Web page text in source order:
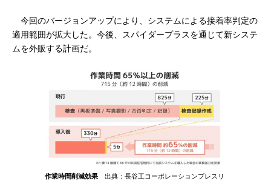
今回のバージョンアップにより、システムによる接着率判定の
適用範囲が拡大した。今後、スパイダープラスを通じて新システ
ムを外販する計画だ。
作業時間削減効果 出典：長谷工コーポレーションプレスリ